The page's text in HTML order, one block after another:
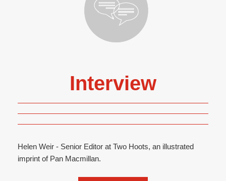
Interview
Helen Weir - Senior Editor at Two Hoots, an illustrated
imprint of Pan Macmillan.